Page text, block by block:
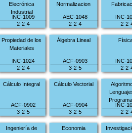
Elecrónica
Industrial
INC-1009
2-2-4
Normalizacion
AEC-1048
2-2-4
INC-
2-2-
Propiedad de los
Materiales
INC-1024
2-2-4
Álgebra Lineal
ACF-0903
3-2-5
INC-
2-2-
Cálculo Integral
ACF-0902
3-2-5
Cálculo Vectorial
ACF-0904
3-2-5
INC-
2-2-
Ingeniería de
Economia